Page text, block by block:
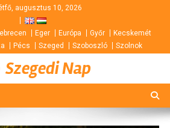
augusztus 10, 2026
Eger Európa Győr
Kecskemét
Pécs Szeged Szoboszló Szolnok
Szegedi Nap